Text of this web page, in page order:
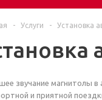
- Услуги - Установка
звучание магнитолы
и приятной